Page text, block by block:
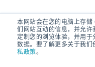
本网站会在您的电脑上存
们网站互动的信息，并允
定制您的浏览体验，并用
数据。要了解更多关于我
私政策。